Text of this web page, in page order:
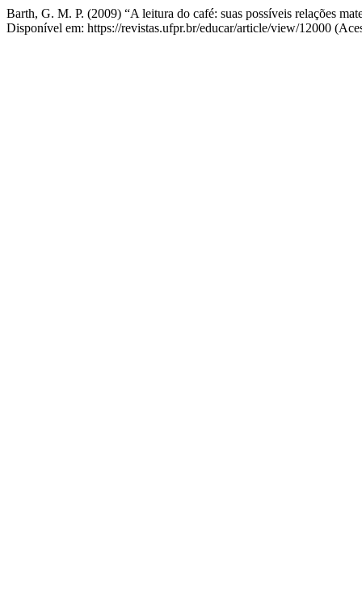
Barth, G. M. P. (2009) “A leitura do café: suas possíveis relações
Disponível em: https://revistas.ufpr.br/educar/article/view/12000